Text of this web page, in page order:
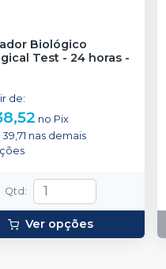
Biológico
Test - 24 horas-
de:
no Pix
nas demais
Qtd :
Ver opções